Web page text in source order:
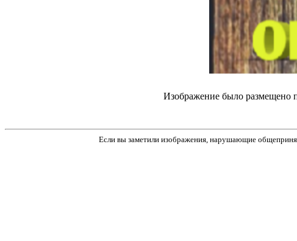
Изображение было размещено
Если вы заметили изображения, нарушающие